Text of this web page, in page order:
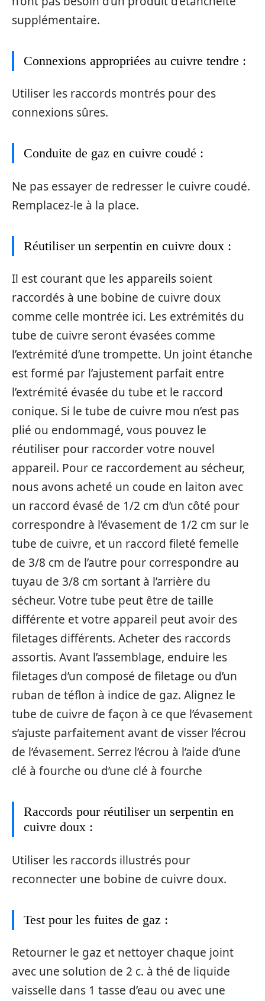
supplémentaire.
Connexions appropriées au cuivre tendre :
Utiliser les raccords montrés pour des
connexions sûres.
Conduite de gaz en cuivre coudé :
Ne pas essayer de redresser le cuivre coudé.
Remplacez-le à la place.
Réutiliser un serpentin en cuivre doux :
Il est courant que les appareils soient
raccordés à une bobine de cuivre doux
comme celle montrée ici. Les extrémités du
tube de cuivre seront évasées comme
l’extrémité d’une trompette. Un joint étanche
est formé par l’ajustement parfait entre
l’extrémité évasée du tube et le raccord
conique. Si le tube de cuivre mou n’est pas
plié ou endommagé, vous pouvez le
réutiliser pour raccorder votre nouvel
appareil. Pour ce raccordement au sécheur,
nous avons acheté un coude en laiton avec
un raccord évasé de 1/2 cm d’un côté pour
correspondre à l’évasement de 1/2 cm sur le
tube de cuivre, et un raccord fileté femelle
de 3/8 cm de l’autre pour correspondre au
tuyau de 3/8 cm sortant à l’arrière du
sécheur. Votre tube peut être de taille
différente et votre appareil peut avoir des
filetages différents. Acheter des raccords
assortis. Avant l’assemblage, enduire les
filetages d’un composé de filetage ou d’un
ruban de téflon à indice de gaz. Alignez le
tube de cuivre de façon à ce que l’évasement
s’ajuste parfaitement avant de visser l’écrou
de l’évasement. Serrez l’écrou à l’aide d’une
clé à fourche ou d’une clé à fourche
Raccords pour réutiliser un serpentin en
cuivre doux :
Utiliser les raccords illustrés pour
reconnecter une bobine de cuivre doux.
Test pour les fuites de gaz :
Retourner le gaz et nettoyer chaque joint
avec une solution de 2 c. à thé de liquide
vaisselle dans 1 tasse d’eau ou avec une